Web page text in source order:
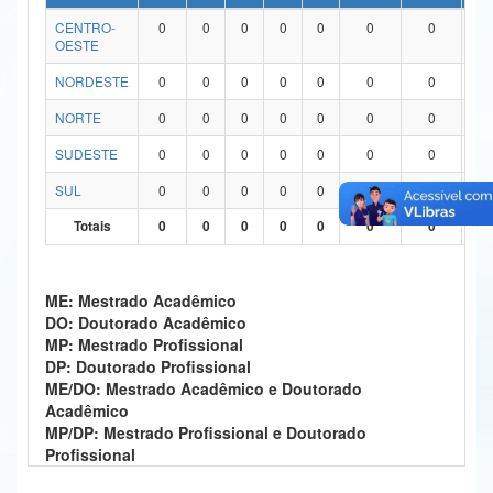
Ministério da Ciência, Tecnologia, Inovações e Comunicações
Ministério do Turismo
Ministério do Desenvolvimento Regional
Ministério da Mulher, da Família e dos Direitos Humanos
Banco Central do Brasil
CENTRO-
OESTE
0 0 0 0 0 0 0
NORDESTE 0 0 0 0 0 0 0
NORTE
0 0 0 0 0 0 0
SUDESTE
0 0 0 0 0 0 0
SUL
0 0 0 0 0 0 0
0
Totais
0 0 0 0 0 0 0 0
ME: Mestrado Acadêmico
DO: Doutorado Acadêmico
MP: Mestrado Profissional
DP: Doutorado Profissional
ME/DO: Mestrado Acadêmico e Doutorado
Acadêmico
MP/DP: Mestrado Profissional e Doutorado
Profissional